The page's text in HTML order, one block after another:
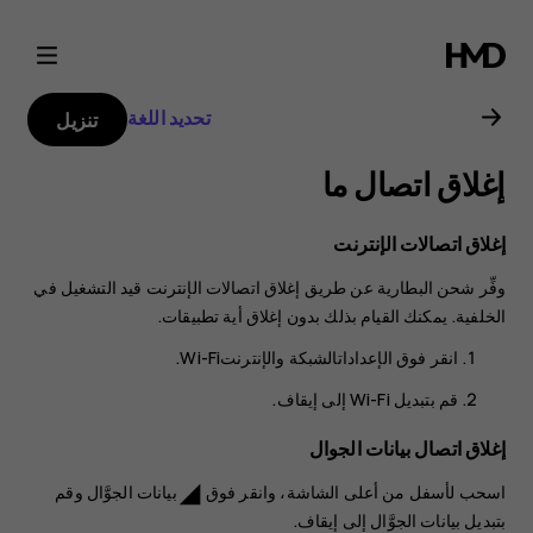
دليل
مستخدم
هاتف
Nokia
8.1
تحديد اللغة تنزيل
إغلاق اتصال ما
إغلاق اتصالات الإنترنت
وفِّر شحن البطارية عن طريق إغلاق اتصالات الإنترنت قيد التشغيل في
الخلفية. يمكنك القيام بذلك بدون إغلاق أية تطبيقات.
انقر فوق الإعداداتالشبكة والإنترنتWi-Fi‬
.
قم بتبديل Wi-Fi إلى .
إغلاق اتصال بيانات الجوال
اسحب لأسفل من أعلى الشاشة، وانقر فوق network_cell بيانات الجوَّال وقم
بتبديل بيانات الجوَّال إلى إيقاف.